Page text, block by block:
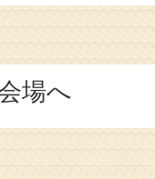
場へ